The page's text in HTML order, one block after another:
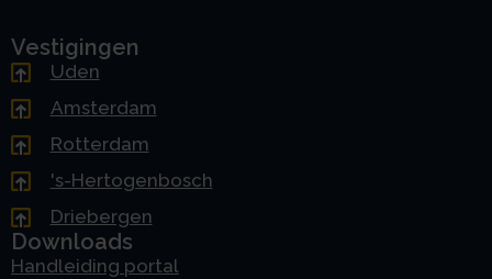
Vestigingen
Uden
Amsterdam
Rotterdam
's-Hertogenbosch
Driebergen
Downloads
Handleiding portal